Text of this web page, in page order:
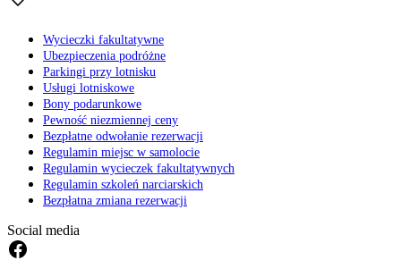
Wycieczki fakultatywne
Ubezpieczenia podróżne
Parkingi przy lotnisku
Usługi lotniskowe
Bony podarunkowe
Pewność niezmiennej ceny
Bezpłatne odwołanie rezerwacji
Regulamin miejsc w samolocie
Regulamin wycieczek fakultatywnych
Regulamin szkoleń narciarskich
Bezpłatna zmiana rezerwacji
Social media